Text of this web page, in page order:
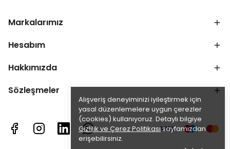
Alışveriş deneyiminizi iyileştirmek için
yasal düzenlemelere uygun çerezler
(cookies) kullanıyoruz. Detaylı bilgiye
Gizlilik ve Çerez Politikasısayfamızdan
erişebilirsiniz.
Markalarımız
Hesabım
Hakkımızda
Sözleşmeler